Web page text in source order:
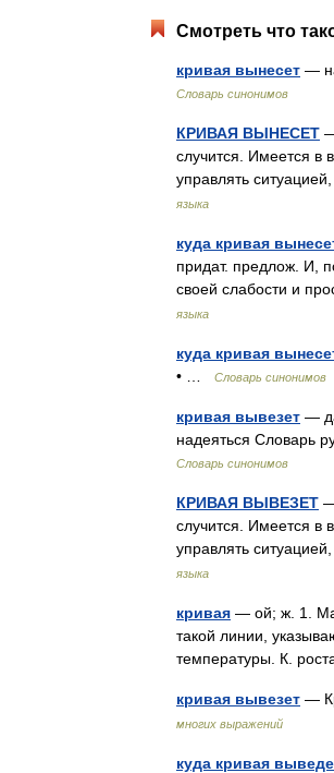
Смотреть что
кривая вынесет —
Словарь синонимов
КРИВАЯ ВЫНЕСЕТ
случится. Имеется в
управлять
языка
куда кривая
придат. предлож. И,
своей слабости и
языка
куда кривая
• …
Словарь синонимов
кривая вывезет —
надеяться Словарь
Словарь синонимов
КРИВАЯ ВЫВЕЗЕТ
случится. Имеется в
управлять
языка
кривая — ой; ж. 1.
такой линии,
температуры. К.
кривая вывезет —
многих выражений
куда кривая